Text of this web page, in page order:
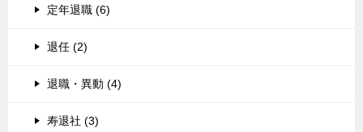
定年退職 (6)
退任 (2)
退職・異動 (4)
寿退社 (3)